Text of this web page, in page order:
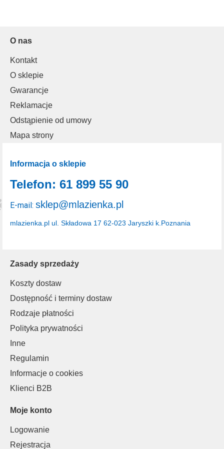
O nas
Kontakt
O sklepie
Gwarancje
Reklamacje
Odstąpienie od umowy
Mapa strony
Zasady sprzedaży
Koszty dostaw
Dostępność i terminy dostaw
Rodzaje płatności
Polityka prywatności
Inne
Regulamin
Informacje o cookies
Klienci B2B
Moje konto
Logowanie
Rejestracja
Informacja o sklepie
mlazienka.pl ul. Składowa 17 62-023 Jaryszki k.Poznania
Telefon: 61 899 55 90
E-mail: sklep@mlazienka.pl